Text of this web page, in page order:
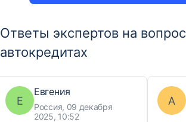
Ответы экспертов на
автокредитах
Е
Евгения
Россия, 09 декабря
2025, 10:52
А